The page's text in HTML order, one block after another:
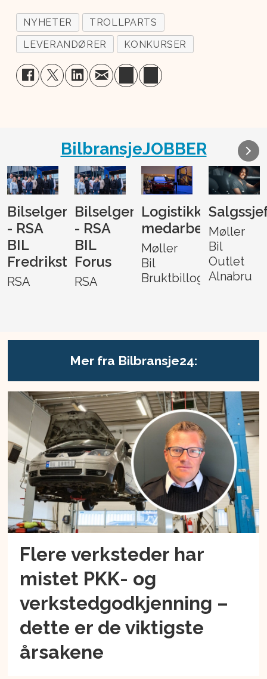
NYHETER
TROLLPARTS
LEVERANDØRER
KONKURSER
BilbransjeJOBBER
Bilselger
- RSA
BIL
Fredrikstad
RSA
Bilselger
- RSA
BIL
Forus
RSA
Logistikk-
medarbeider
Møller
Bil
Bruktbillogistikk
Møller
Bil
Outlet
Alnabru
Mer fra Bilbransje24:
Flere verksteder har
mistet PKK- og
verkstedgodkjenning –
dette er de viktigste
årsakene